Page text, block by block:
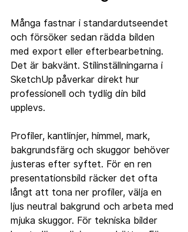
Många fastnar i standardutseendet
och försöker sedan rädda bilden
med export eller efterbearbetning.
Det är bakvänt. Stilinställningarna i
SketchUp påverkar direkt hur
professionell och tydlig din bild
upplevs.
Profiler, kantlinjer, himmel, mark,
bakgrundsfärg och skuggor behöver
justeras efter syftet. För en ren
presentationsbild räcker det ofta
långt att tona ner profiler, välja en
ljus neutral bakgrund och arbeta med
mjuka skuggor. För tekniska bilder